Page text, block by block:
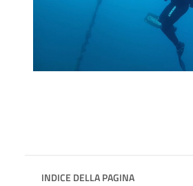
INDICE DELLA PAGINA